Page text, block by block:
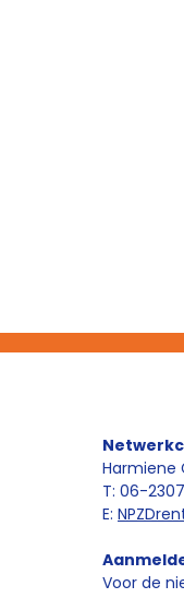
Harmiene
T: 06-
E:
Voor de